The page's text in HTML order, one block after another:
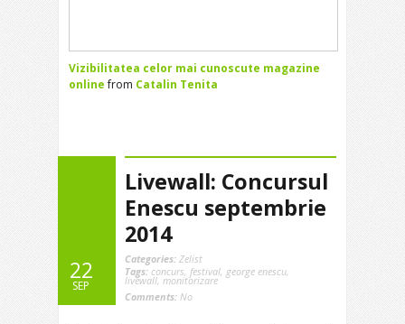
Vizibilitatea celor mai cunoscute magazine
online from Catalin Tenita
22
SEP
Livewall: Concursul
Enescu septembrie
2014
Categories: Zelist
Tags: concurs, festival, george enescu,
livewall, monitorizare
Comments: No